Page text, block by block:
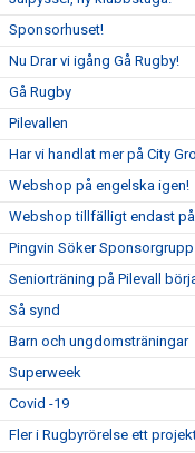
Sponsorhuset!
Nu Drar vi igång Gå Rugby!
Gå Rugby
Pilevallen
Har vi handlat mer på City
Webshop på engelska igen!
Webshop tillfälligt endast
Pingvin Söker
Seniorträning på Pilevall
Så synd
Barn och ungdomsträningar
Superweek
Covid -19
Fler i Rugbyrörelse ett